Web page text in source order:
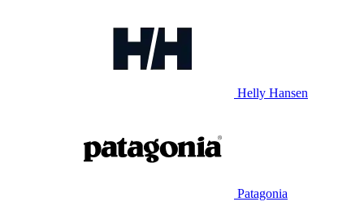
Helly Hansen
Patagonia